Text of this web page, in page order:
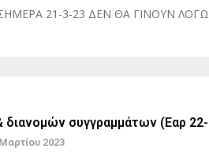
21-3-23 ΔΕΝ ΘΑ ΓΙΝΟΥΝ
συγγραμμάτων (Εαρ
2023